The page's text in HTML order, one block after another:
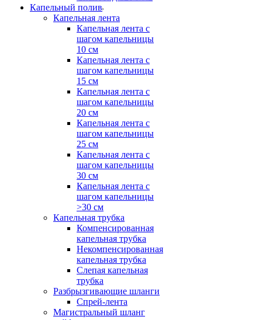
Капельный полив
Капельная лента
Капельная лента с
шагом капельницы
10 см
Капельная лента с
шагом капельницы
15 см
Капельная лента с
шагом капельницы
20 см
Капельная лента с
шагом капельницы
25 см
Капельная лента с
шагом капельницы
30 см
Капельная лента с
шагом капельницы
>30 см
Капельная трубка
Компенсированная
капельная трубка
Некомпенсированная
капельная трубка
Слепая капельная
трубка
Разбрызгивающие шланги
Спрей-лента
Магистральный шланг